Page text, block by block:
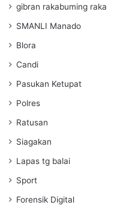
gibran rakabuming raka
SMANLI Manado
Blora
Candi
Pasukan Ketupat
Polres
Ratusan
Siagakan
Lapas tg balai
Sport
Forensik Digital